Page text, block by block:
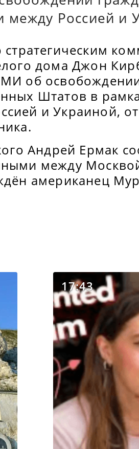
Россией и
дома Джон
об
Штатов в
и Украиной,
Андрей Ермак
между
американец
17:43